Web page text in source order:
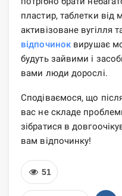
пластир, таблетки від
активізоване
відпочинок вирушає
будуть зайвими і
вами люди дорослі.
Сподіваємося, що
вас не складе
зібратися в
вам відпочинку!
51